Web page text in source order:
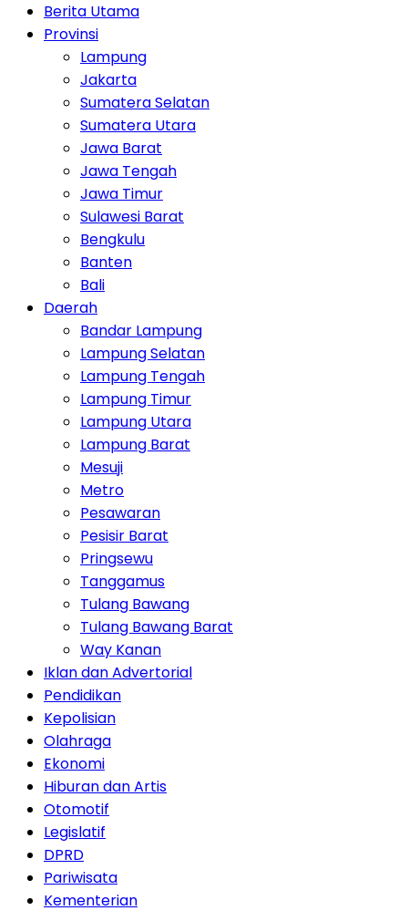
Berita Utama
Provinsi
Lampung
Jakarta
Sumatera Selatan
Sumatera Utara
Jawa Barat
Jawa Tengah
Jawa Timur
Sulawesi Barat
Bengkulu
Banten
Bali
Daerah
Bandar Lampung
Lampung Selatan
Lampung Tengah
Lampung Timur
Lampung Utara
Lampung Barat
Mesuji
Metro
Pesawaran
Pesisir Barat
Pringsewu
Tanggamus
Tulang Bawang
Tulang Bawang Barat
Way Kanan
Iklan dan Advertorial
Pendidikan
Kepolisian
Olahraga
Ekonomi
Hiburan dan Artis
Otomotif
Legislatif
DPRD
Pariwisata
Kementerian